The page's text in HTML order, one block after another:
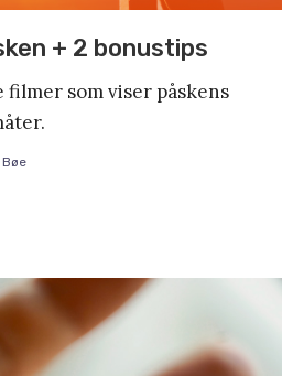
+ 2 bonustips
filmer som viser påskens